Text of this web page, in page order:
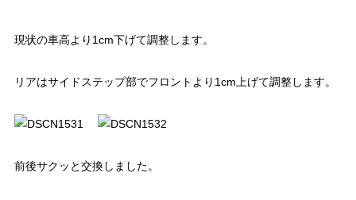
現状の車高より1cm下げて調整します。
リアはサイドステップ部でフロントより1cm上げて調整します。
前後サクッと交換しました。